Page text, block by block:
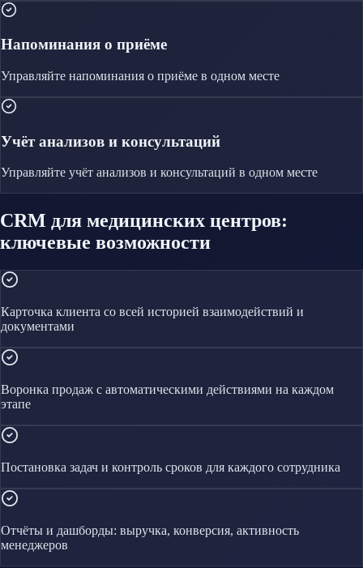
Напоминания о приёме
Управляйте напоминания о приёме в одном месте
Учёт анализов и консультаций
Управляйте учёт анализов и консультаций в одном месте
CRM для медицинских центров:
ключевые возможности
Карточка клиента со всей историей взаимодействий и
документами
Воронка продаж с автоматическими действиями на каждом
этапе
Постановка задач и контроль сроков для каждого сотрудника
Отчёты и дашборды: выручка, конверсия, активность
менеджеров